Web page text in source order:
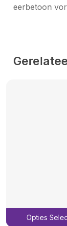
eerbetoon
Opties